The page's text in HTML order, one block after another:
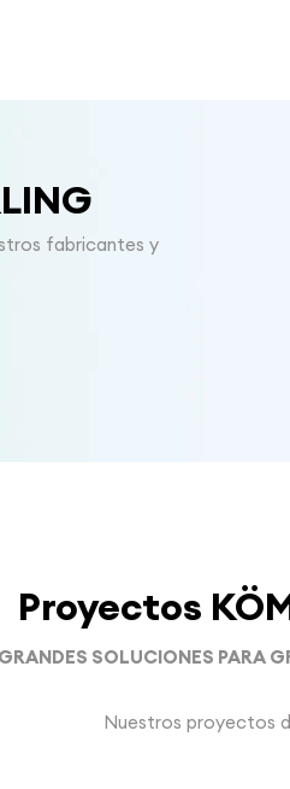
fabricantes y
Proyectos
SOLUCIONES PARA
Nuestros proyectos